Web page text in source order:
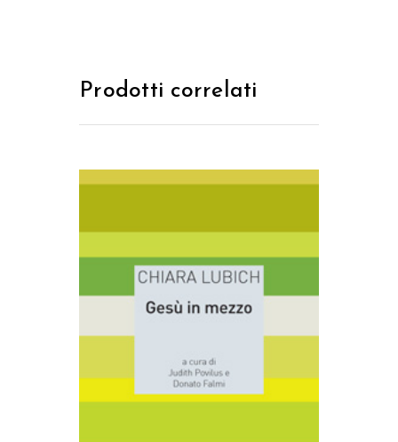
Prodotti correlati